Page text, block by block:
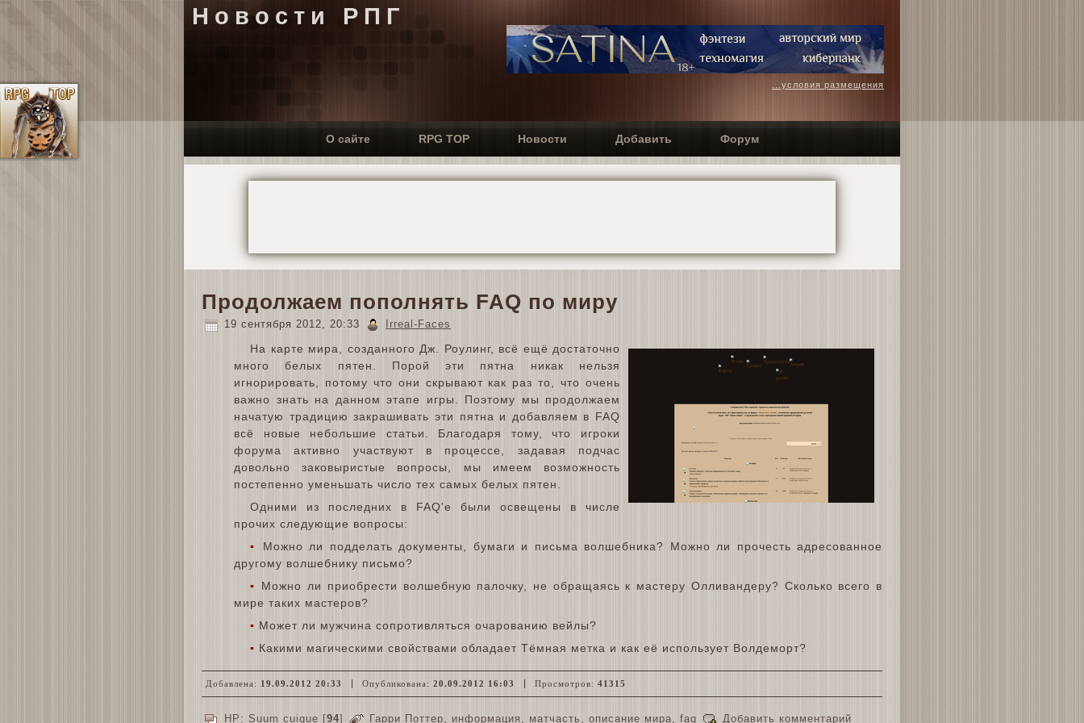
Новости РПГ
...условия размещения
О сайте RPG TOP Новости Добавить Форум
Продолжаем пополнять FAQ по миру
19 сентября 2012, 20:33 Irreal-Faces
На карте мира, созданного Дж. Роулинг, всё ещё достаточно
много белых пятен. Порой эти пятна никак нельзя
игнорировать, потому что они скрывают как раз то, что очень
важно знать на данном этапе игры. Поэтому мы продолжаем
начатую традицию закрашивать эти пятна и добавляем в FAQ
всё новые небольшие статьи. Благодаря тому, что игроки
форума активно участвуют в процессе, задавая подчас
довольно заковыристые вопросы, мы имеем возможность
постепенно уменьшать число тех самых белых пятен.
Одними из последних в FAQ'е были освещены в числе
прочих следующие вопросы:
▪
Можно ли подделать документы, бумаги и письма волшебника? Можно ли прочесть адресованное
другому волшебнику письмо?
▪
Можно ли приобрести волшебную палочку, не обращаясь к мастеру Олливандеру? Сколько всего в
мире таких мастеров?
▪ Может ли мужчина сопротивляться очарованию вейлы?
▪ Какими магическими свойствами обладает Тёмная метка и как её использует Волдеморт?
Добавлена: 19.09.2012 20:33 Опубликована: 20.09.2012 16:03 Просмотров: 41315
HP: Suum cuique [94] Гарри Поттер информация матчасть описание мира faq Добавить комментарий